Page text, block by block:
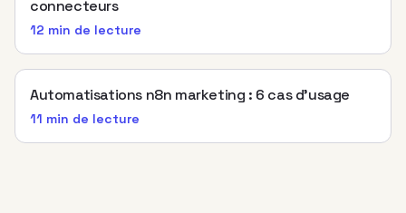
connecteurs
12 min de lecture
Automatisations n8n marketing : 6 cas d’usage
11 min de lecture